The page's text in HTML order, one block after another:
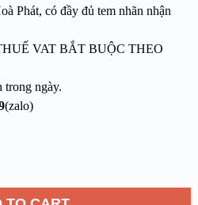
Phát, có đầy đủ tem nhãn nhận
VAT BẮT BUỘC THEO
trong ngày.
(zalo)